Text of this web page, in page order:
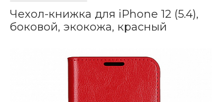
Чехол-книжка для iPhone 12 (5.4),
боковой, экокожа, красный